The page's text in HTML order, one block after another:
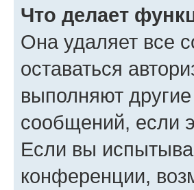
Что делает
Она удаляет все
оставаться
выполняют
сообщений, если
Если вы
конференции,